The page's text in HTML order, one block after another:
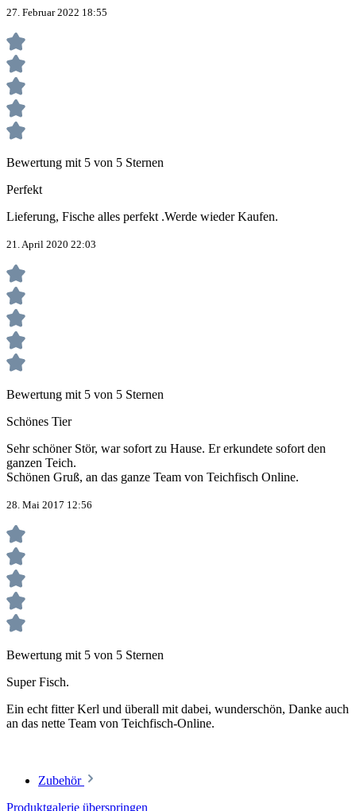
27. Februar 2022 18:55
Bewertung mit 5 von 5 Sternen
Perfekt
Lieferung, Fische alles perfekt .Werde wieder Kaufen.
21. April 2020 22:03
Bewertung mit 5 von 5 Sternen
Schönes Tier
Sehr schöner Stör, war sofort zu Hause. Er erkundete sofort den
ganzen Teich.
Schönen Gruß, an das ganze Team von Teichfisch Online.
28. Mai 2017 12:56
Bewertung mit 5 von 5 Sternen
Super Fisch.
Ein echt fitter Kerl und überall mit dabei, wunderschön, Danke auch
an das nette Team von Teichfisch-Online.
Zubehör
Produktgalerie überspringen